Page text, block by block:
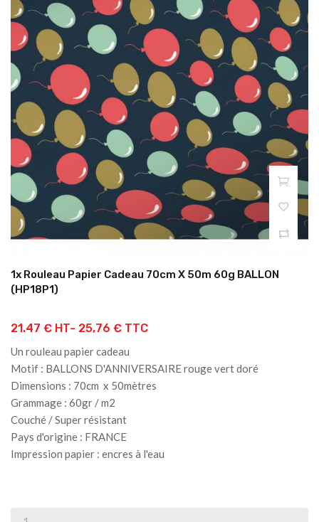
1x Rouleau Papier Cadeau 70cm X 50m 60g BALLON
(HP18P1)
21.47 € HT- 25,76 € TTC
Un rouleau papier cadeau
Motif : BALLONS D'ANNIVERSAIRE rouge vert doré
Dimensions : 70cm x 50mètres
Grammage : 60gr / m2
Couché / Super résistant
Pays d'origine : FRANCE
Impression papier : encres à l'eau